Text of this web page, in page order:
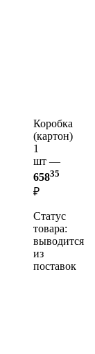
Коробка
(картон)
1
шт —
65835
₽
Статус
товара:
выводится
из
поставок